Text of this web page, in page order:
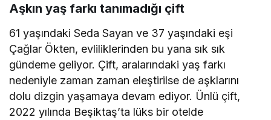
Aşkın yaş farkı tanımadığı çift
61 yaşındaki Seda Sayan ve 37 yaşındaki eşi
Çağlar Ökten, evliliklerinden bu yana sık sık
gündeme geliyor. Çift, aralarındaki yaş farkı
nedeniyle zaman zaman eleştirilse de aşklarını
dolu dizgin yaşamaya devam ediyor. Ünlü çift,
2022 yılında Beşiktaş’ta lüks bir otelde